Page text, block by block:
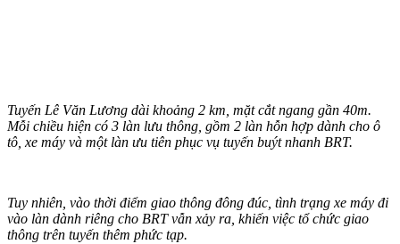
Tuyến Lê Văn Lương dài khoảng 2 km, mặt cắt ngang gần 40m.
Mỗi chiều hiện có 3 làn lưu thông, gồm 2 làn hỗn hợp dành cho ô
tô, xe máy và một làn ưu tiên phục vụ tuyến buýt nhanh BRT.
Tuy nhiên, vào thời điểm giao thông đông đúc, tình trạng xe máy đi
vào làn dành riêng cho BRT vẫn xảy ra, khiến việc tổ chức giao
thông trên tuyến thêm phức tạp.